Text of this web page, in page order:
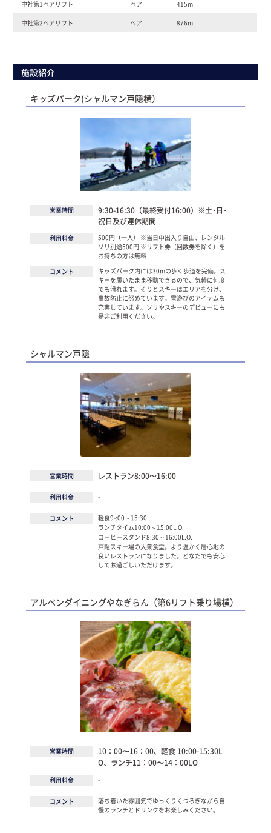
中社第1ペアリフト ペア 415m
中社第2ペアリフト ペア 876m
施設紹介
キッズパーク(シャルマン戸隠横）
営業時間
9:30-16:30（最終受付16:00）※土･日･
祝日及び連休期間
利用料金
500円（一人） ※当日中出入り自由、レンタル
ソリ別途500円 ※リフト券（回数券を除く）を
お持ちの方は無料
コメント
キッズパーク内には30mの歩く歩道を完備。ス
キーを履いたまま移動できるので、気軽に何度
でも滑れます。そりとスキーはエリアを分け、
事故防止に努めています。雪遊びのアイテムも
充実しています。ソリやスキーのデビューにも
是非ご利用ください。
シャルマン戸隠
営業時間 レストラン8:00～16:00
利用料金 -
コメント
軽食9-:00～15:30
ランチタイム10:00～15:00L.O.
コーヒースタンド8:30～16:00L.O.
戸隠スキー場の大衆食堂。より温かく居心地の
良いレストランになりました。どなたでも安心
してお過ごしいただけます。
アルペンダイニングやなぎらん（第6リフト乗り場横）
営業時間
10：00〜16：00、軽食 10:00-15:30L
O、ランチ11：00〜14：00LO
利用料金 -
コメント
落ち着いた雰囲気でゆっくりくつろぎながら自
慢のランチとドリンクをお楽しみください。